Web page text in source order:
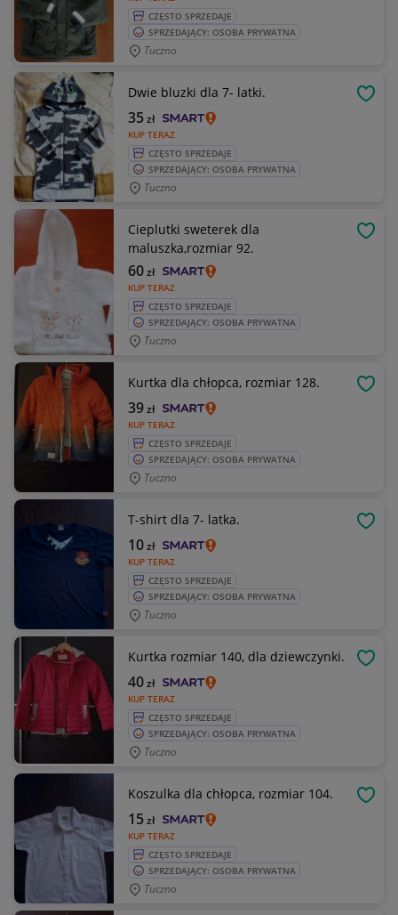
CZĘSTO SPRZEDAJE
SPRZEDAJĄCY: OSOBA PRYWATNA
Tuczno
Dwie bluzki dla 7- latki.
KUP TERAZ
35zł
CZĘSTO SPRZEDAJE
SPRZEDAJĄCY: OSOBA PRYWATNA
Tuczno
Cieplutki sweterek dla
maluszka,rozmiar 92.
KUP TERAZ
60zł
CZĘSTO SPRZEDAJE
SPRZEDAJĄCY: OSOBA PRYWATNA
Tuczno
Kurtka dla chłopca, rozmiar 128.
KUP TERAZ
39zł
CZĘSTO SPRZEDAJE
SPRZEDAJĄCY: OSOBA PRYWATNA
Tuczno
T-shirt dla 7- latka.
KUP TERAZ
10zł
CZĘSTO SPRZEDAJE
SPRZEDAJĄCY: OSOBA PRYWATNA
Tuczno
Kurtka rozmiar 140, dla dziewczynki.
KUP TERAZ
40zł
CZĘSTO SPRZEDAJE
SPRZEDAJĄCY: OSOBA PRYWATNA
Tuczno
Koszulka dla chłopca, rozmiar 104.
KUP TERAZ
15zł
CZĘSTO SPRZEDAJE
SPRZEDAJĄCY: OSOBA PRYWATNA
Tuczno